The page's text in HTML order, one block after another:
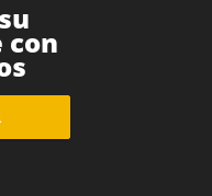
con